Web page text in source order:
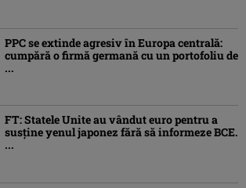
PPC se extinde agresiv în Europa centrală:
cumpără o firmă germană cu un portofoliu de
...
FT: Statele Unite au vândut euro pentru a
susține yenul japonez fără să informeze BCE.
...